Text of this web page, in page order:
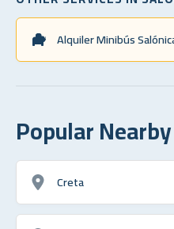
Alquiler Minibús
Popular
Creta